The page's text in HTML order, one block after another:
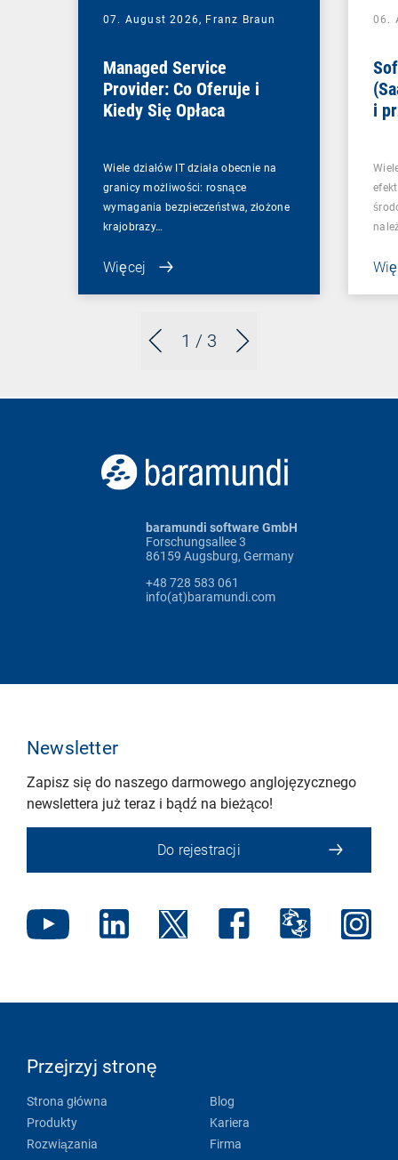
1 / 3
07. August 2026, Franz Braun
Managed Service
Provider: Co Oferuje i
Kiedy Się Opłaca
Wiele działów IT działa obecnie na
granicy możliwości: rosnące
wymagania bezpieczeństwa, złożone
krajobrazy…
Więcej
06.
i
baramundi software GmbH
Forschungsallee 3
86159 Augsburg, Germany
+48 728 583 061
info(at)baramundi.com
Newsletter
Zapisz się do naszego darmowego anglojęzycznego
newslettera już teraz i bądź na bieżąco!
Do rejestracji
Przejrzyj stronę
Strona główna
Produkty
Rozwiązania
Blog
Kariera
Firma